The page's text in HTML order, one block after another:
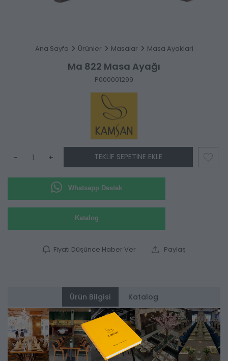
Ana Sayfa Ürünler Masalar Masa Ayaklari
Ma 822 Masa Ayağı
P000001299
- + TEKLIF SEPETINE EKLE
Whatsapp Destek
Katalog
Fiyatı Düşünce Haber Ver Paylaş
Ürün Bilgisi Katalog
Alternatifler